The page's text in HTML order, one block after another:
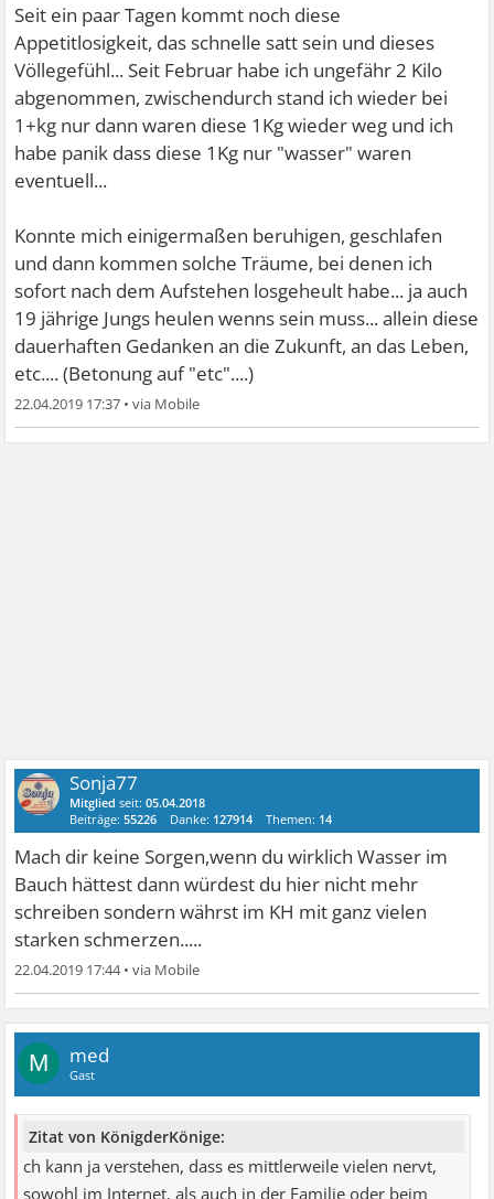
Seit ein paar Tagen kommt noch diese
Appetitlosigkeit, das schnelle satt sein und dieses
Völlegefühl... Seit Februar habe ich ungefähr 2 Kilo
abgenommen, zwischendurch stand ich wieder bei
1+kg nur dann waren diese 1Kg wieder weg und ich
habe panik dass diese 1Kg nur "wasser" waren
eventuell...
Konnte mich einigermaßen beruhigen, geschlafen
und dann kommen solche Träume, bei denen ich
sofort nach dem Aufstehen losgeheult habe... ja auch
19 jährige Jungs heulen wenns sein muss... allein diese
dauerhaften Gedanken an die Zukunft, an das Leben,
etc.... (Betonung auf "etc"....)
22.04.2019 17:37 •
Sonja77
Mitglied seit:05.04.2018
Beiträge:55226 Danke: 127914 Themen: 14
Mach dir keine Sorgen,wenn du wirklich Wasser im
Bauch hättest dann würdest du hier nicht mehr
schreiben sondern währst im KH mit ganz vielen
starken schmerzen.....
22.04.2019 17:44•
M med
Gast
Zitat von KönigderKönige:
ch kann ja verstehen, dass es mittlerweile vielen nervt,